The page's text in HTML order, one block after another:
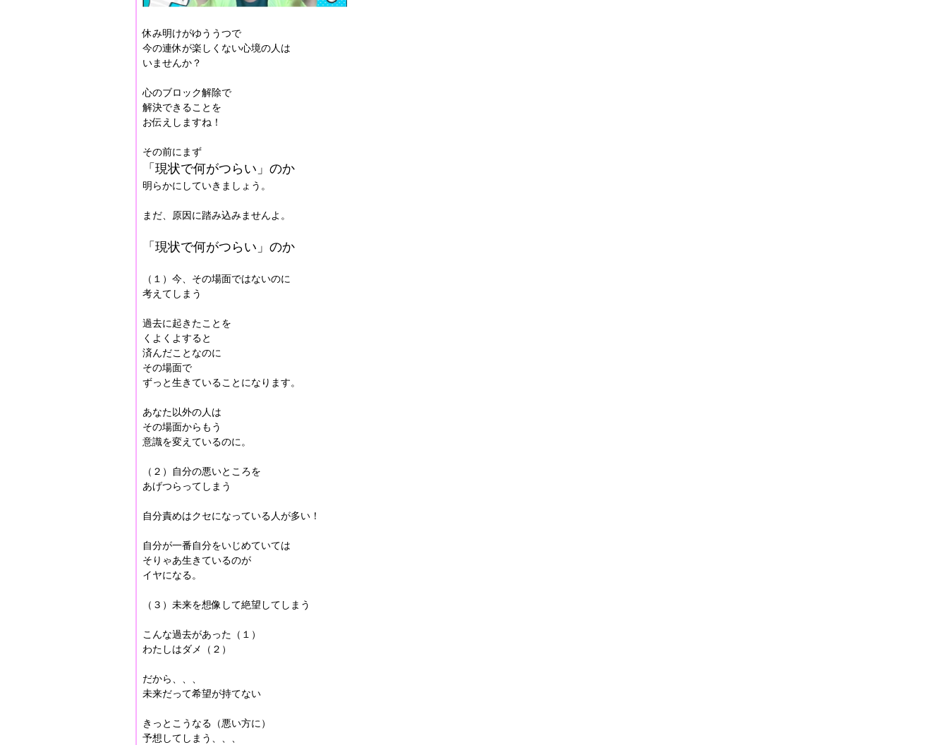
休み明けがゆううつで
今の連休が楽しくない心境の人は
いませんか？
心のブロック解除で
解決できることを
お伝えしますね！
その前にまず
「現状で何がつらい」のか
明らかにしていきましょう。
まだ、原因に踏み込みませんよ。
「現状で何がつらい」のか
（１）今、その場面ではないのに
考えてしまう
過去に起きたことを
くよくよすると
済んだことなのに
その場面で
ずっと生きていることになります。
あなた以外の人は
その場面からもう
意識を変えているのに。
（２）自分の悪いところを
あげつらってしまう
自分責めはクセになっている人が多い！
自分が一番自分をいじめていては
そりゃあ生きているのが
イヤになる。
（３）未来を想像して絶望してしまう
こんな過去があった（１）
わたしはダメ（２）
だから、、、
未来だって希望が持てない
きっとこうなる（悪い方に）
予想してしまう、、、